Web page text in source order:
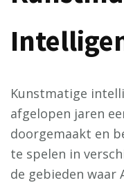
Kunstmatige
afgelopen jaren
doorgemaakt en
te spelen in
de gebieden waar